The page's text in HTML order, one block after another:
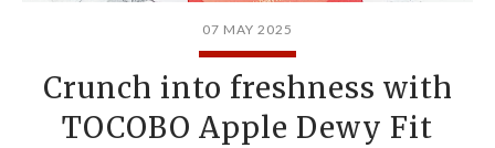
07 MAY 2025
Crunch into freshness with
TOCOBO Apple Dewy Fit